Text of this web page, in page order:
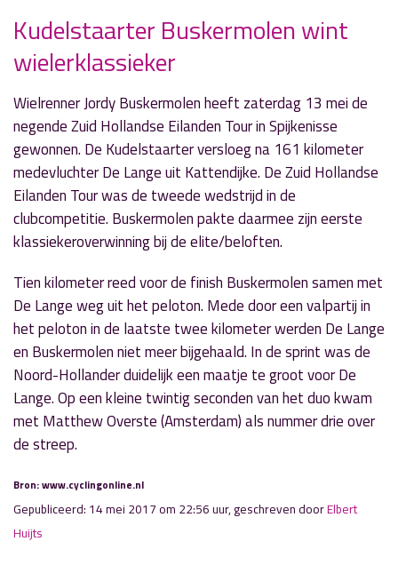
« Vorig nieuwsbericht
Ondanks vierde plek toch promotie voor RKDES?
14 mei 2017
» Volgend nieuwsbericht
Jeroen Spitzenberger opent Het Oosterbad
15 mei 2017
Kudelstaarter Buskermolen wint
wielerklassieker
Wielrenner Jordy Buskermolen heeft zaterdag 13 mei de
negende Zuid Hollandse Eilanden Tour in Spijkenisse
gewonnen. De Kudelstaarter versloeg na 161 kilometer
medevluchter De Lange uit Kattendijke. De Zuid Hollandse
Eilanden Tour was de tweede wedstrijd in de
clubcompetitie. Buskermolen pakte daarmee zijn eerste
klassiekeroverwinning bij de elite/beloften.
Tien kilometer reed voor de finish Buskermolen samen met
De Lange weg uit het peloton. Mede door een valpartij in
het peloton in de laatste twee kilometer werden De Lange
en Buskermolen niet meer bijgehaald. In de sprint was de
Noord-Hollander duidelijk een maatje te groot voor De
Lange. Op een kleine twintig seconden van het duo kwam
met Matthew Overste (Amsterdam) als nummer drie over
de streep.
Bron: www.cyclingonline.nl
Gepubliceerd: 14 mei 2017 om 22:56 uur, geschreven doorElbert
Huijts